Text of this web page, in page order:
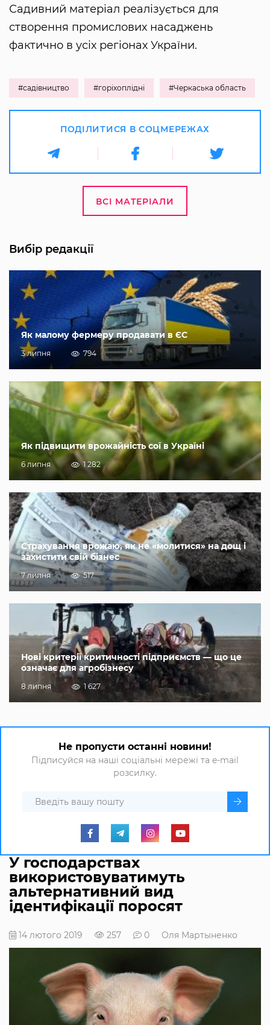
Садивний матеріал реалізується для
створення промислових насаджень
фактично в усіх регіонах України.
#садівництво #горіхоплідні #Черкаська область
ПОДІЛИТИСЯ В СОЦМЕРЕЖАХ
ВСІ МАТЕРІАЛИ
Вибір редакції
Як малому фермеру продавати в ЄС
3 липня 794
Як підвищити врожайність сої в Україні
6 липня 1 282
Страхування врожаю, як не «молитися» на дощ і
захистити свій бізнес
7 липня 517
Нові критерії критичності підприємств — що це
означає для агробізнесу
8 липня 1 627
Не пропусти останні новини!
Підписуйся на наші соціальні мережі та e-mail
розсилку.
У господарствах
використовуватимуть
альтернативний вид
ідентифікації поросят
14 лютого 2019 257 0 Оля Мартыненко